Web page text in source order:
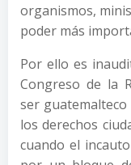
organismos,
poder más
Por ello es
Congreso de la
ser
los derechos
cuando el